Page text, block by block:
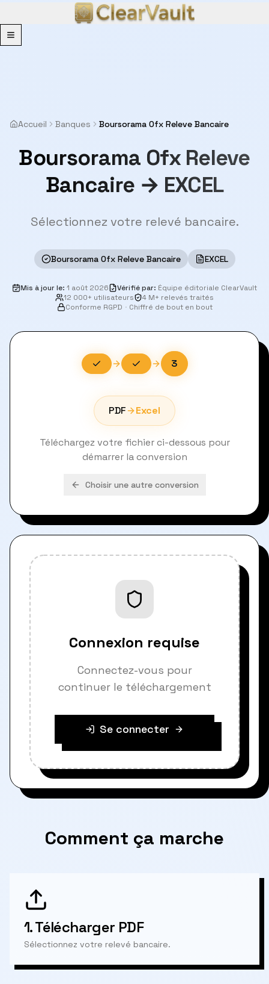
Menu
Accueil Banques Boursorama Ofx Releve Bancaire
Boursorama Ofx Releve
Bancaire → EXCEL
Sélectionnez votre relevé bancaire.
Boursorama Ofx Releve Bancaire EXCEL
Mis à jour le: 1 août 2026 Vérifié par: Équipe éditoriale ClearVault
12 000+ utilisateurs
4 M+ relevés traités
Conforme RGPD · Chiffré de bout en bout
3
PDF Excel
Téléchargez votre fichier ci-dessous pour
démarrer la conversion
Choisir une autre conversion
Connexion requise
Connectez-vous pour
continuer le téléchargement
Se connecter
Comment ça marche
1.Télécharger PDF
Sélectionnez votre relevé bancaire.